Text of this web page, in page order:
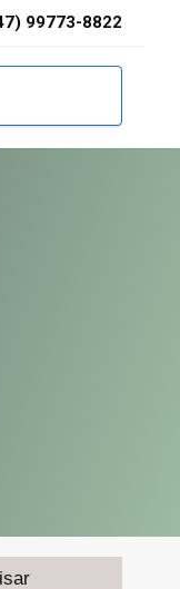
99773-8822